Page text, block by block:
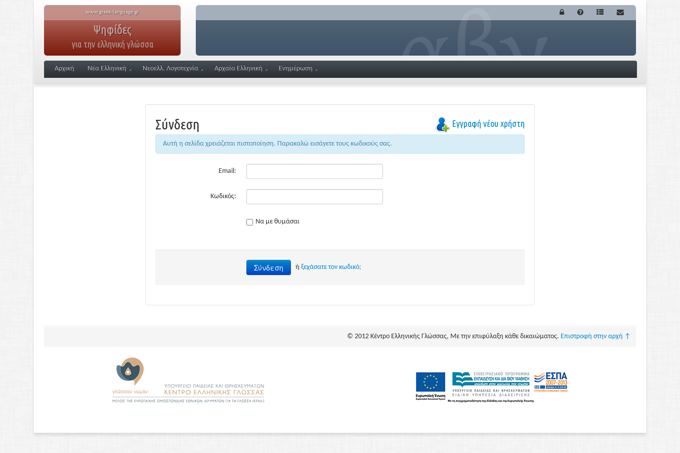
www.greek-language.gr
Ψηφίδες
για την ελληνική γλώσσα
Αρχική Νέα Ελληνική Νεοελλ. Λογοτεχνία Αρχαία Ελληνική Ενημέρωση
Σύνδεση Εγγραφή νέου χρήστη
Αυτή η σελίδα χρειάζεται πιστοποίηση. Παρακαλώ εισάγετε τους κωδικούς σας.
Email:
Κωδικός:
Να με θυμάσαι
Σύνδεση ή ξεχάσατε τον κωδικό;
© 2012 Κέντρο Ελληνικής Γλώσσας, Με την επιφύλαξη κάθε δικαιώματος. Επιστροφή στην αρχή ↑